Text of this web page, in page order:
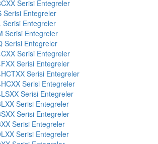
Serisi Entegreler
Serisi Entegreler
Serisi Entegreler
Serisi Entegreler
Serisi Entegreler
Serisi Entegreler
Serisi Entegreler
Serisi Entegreler
Serisi Entegreler
Serisi Entegreler
Serisi Entegreler
Serisi Entegreler
Serisi Entegreler
Serisi Entegreler